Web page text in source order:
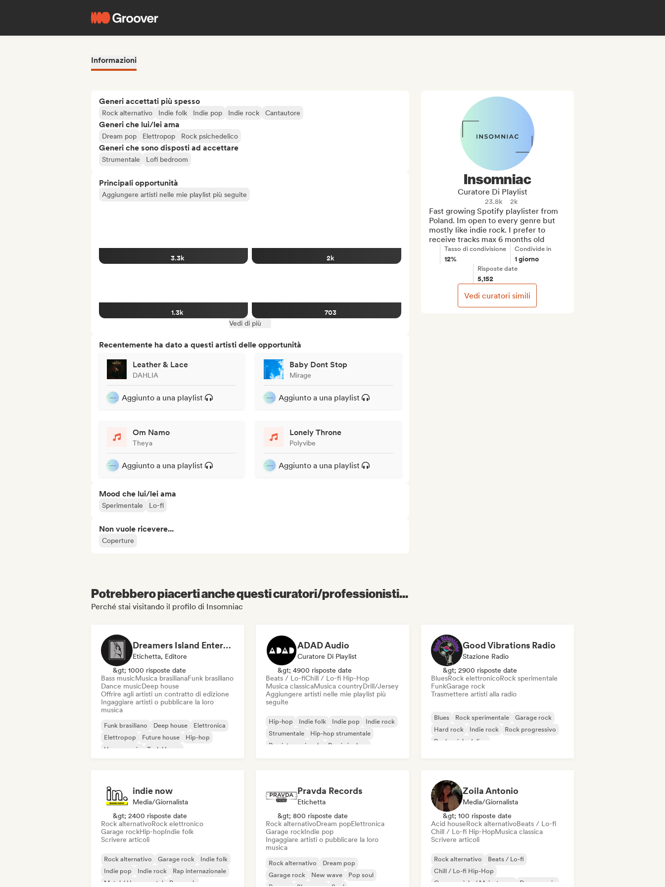
Informazioni
Generi accettati più spesso
Rock alternativo Indie folk Indie pop Indie rock Cantautore
Generi che lui/lei ama
Dream pop Elettropop Rock psichedelico
Generi che sono disposti ad accettare
Strumentale Lofi bedroom
Principali opportunità
Aggiungere artisti nelle mie playlist più seguite
3.3k 2k
1.3k
703
Vedi di più
Recentemente ha dato a questi artisti delle opportunità
Leather & Lace
DAHLIA
Aggiunto a una playlist
Baby Dont Stop
Mirage
Aggiunto a una playlist
Om Namo
Theya
Aggiunto a una playlist
Lonely Throne
Polyvibe
Aggiunto a una playlist
Mood che lui/lei ama
Sperimentale Lo-fi
Non vuole ricevere...
Coperture
Insomniac
Curatore Di Playlist
23.8k 2k
Fast growing Spotify playlister from
Poland. Im open to every genre but
mostly like indie rock. I prefer to
receive tracks max 6 months old
Tasso di condivisione
12%
Condivide in
1 giorno
Risposte date
5,152
Vedi curatori simili
Potrebbero piacerti anche questi curatori/professionisti...
Perché stai visitando il profilo di Insomniac
Dreamers Island Entertainment
Etichetta, Editore
&gt; 1000 risposte date
Bass musicMusica brasilianaFunk brasiliano
Dance musicDeep house
Offrire agli artisti un contratto di edizione
Ingaggiare artisti o pubblicare la loro
musica
Funk brasiliano Deep house
Elettronica
Elettropop
Future house
Hip-hop
House music
Tech House
ADAD Audio
Curatore Di Playlist
&gt; 4900 risposte date
Beats / Lo-fiChill / Lo-fi Hip-Hop
Musica classicaMusica countryDrill/Jersey
Aggiungere artisti nelle mie playlist più
seguite
Hip-hop Indie folk Indie pop
Indie rock
Strumentale
Hip-hop strumentale
Rap internazionale
Rap in inglese
Good Vibrations Radio
Stazione Radio
&gt; 2900 risposte date
BluesRock elettronicoRock sperimentale
FunkGarage rock
Trasmettere artisti alla radio
Blues Rock sperimentale
Garage rock
Hard rock
Indie rock
Rock progressivo
Rock psichedelico
indie now
Media/Giornalista
&gt; 2400 risposte date
Rock alternativoRock elettronico
Garage rockHip-hopIndie folk
Scrivere articoli
Rock alternativo Garage rock
Indie folk
Indie pop
Indie rock
Rap internazionale
Metal / Heavy metal
Pop rock
Pravda Records
Etichetta
&gt; 800 risposte date
Rock alternativoDream popElettronica
Garage rockIndie pop
Ingaggiare artisti o pubblicare la loro
musica
Rock alternativo
Dream pop
Garage rock
New wave
Pop soul
Zoila Antonio
Media/Giornalista
&gt; 100 risposte date
Acid houseRock alternativoBeats / Lo-fi
Chill / Lo-fi Hip-HopMusica classica
Scrivere articoli
Rock alternativo
Beats / Lo-fi
Chill / Lo-fi Hip-Hop
Commerciale / Mainstream
Dance music